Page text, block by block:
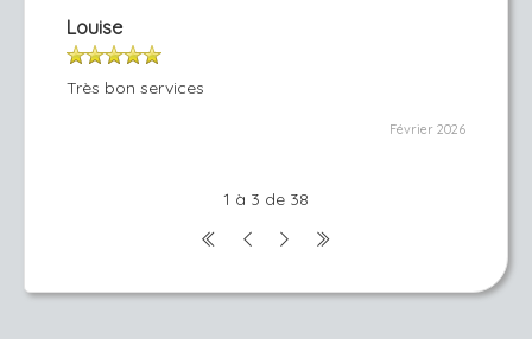
Louise
Très bon services
Février 2026
1 à 3 de 38